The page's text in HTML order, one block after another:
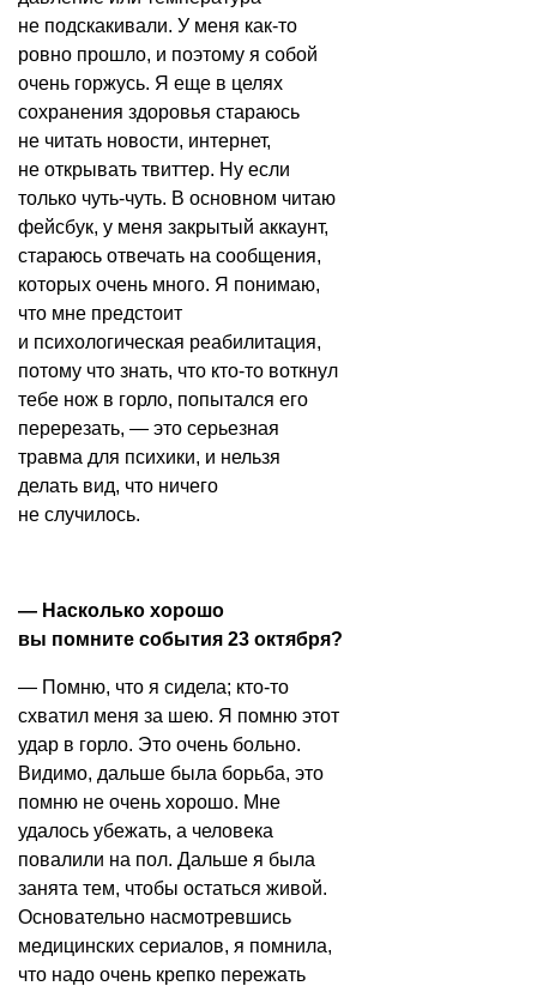
не подскакивали. У меня как-то
ровно прошло, и поэтому я собой
очень горжусь. Я еще в целях
сохранения здоровья стараюсь
не читать новости, интернет,
не открывать твиттер. Ну если
только чуть-чуть. В основном читаю
фейсбук, у меня закрытый аккаунт,
стараюсь отвечать на сообщения,
которых очень много. Я понимаю,
что мне предстоит
и психологическая реабилитация,
потому что знать, что кто-то воткнул
тебе нож в горло, попытался его
перерезать, — это серьезная
травма для психики, и нельзя
делать вид, что ничего
не случилось.
— Насколько хорошо
вы помните события 23 октября?
— Помню, что я сидела; кто-то
схватил меня за шею. Я помню этот
удар в горло. Это очень больно.
Видимо, дальше была борьба, это
помню не очень хорошо. Мне
удалось убежать, а человека
повалили на пол. Дальше я была
занята тем, чтобы остаться живой.
Основательно насмотревшись
медицинских сериалов, я помнила,
что надо очень крепко пережать